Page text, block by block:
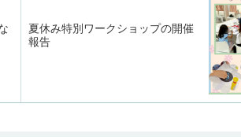
夏休み特別ワークショップの開催
報告